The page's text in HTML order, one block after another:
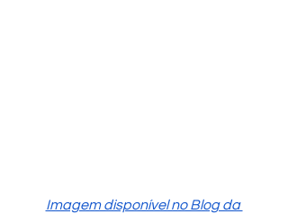
Imagem disponível no Blog da